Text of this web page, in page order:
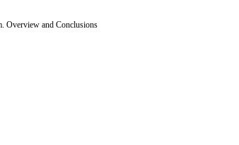
Overview and Conclusions